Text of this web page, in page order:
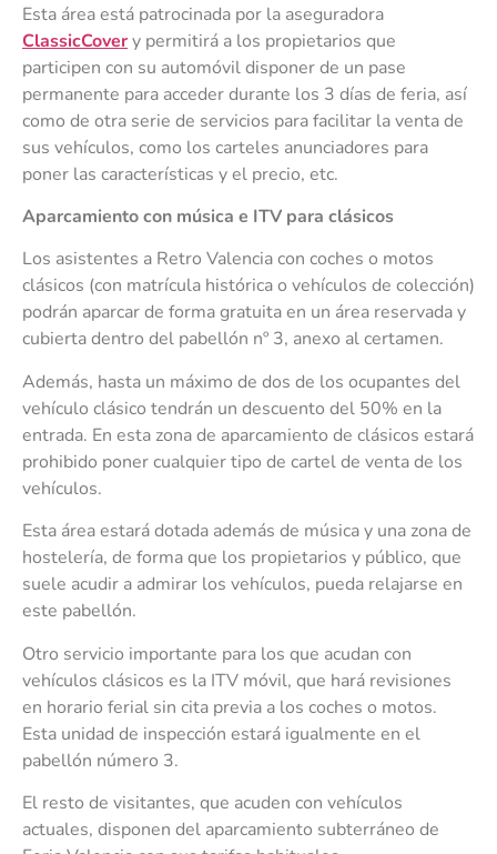
Esta área está patrocinada por la aseguradora
ClassicCovery permitirá a los propietarios que
participen con su automóvil disponer de un pase
permanente para acceder durante los 3 días de feria, así
como de otra serie de servicios para facilitar la venta de
sus vehículos, como los carteles anunciadores para
poner las características y el precio, etc.
Aparcamiento con música e ITV para clásicos
Los asistentes a Retro Valencia con coches o motos
clásicos (con matrícula histórica o vehículos de colección)
podrán aparcar de forma gratuita en un área reservada y
cubierta dentro del pabellón nº 3, anexo al certamen.
Además, hasta un máximo de dos de los ocupantes del
vehículo clásico tendrán un descuento del 50% en la
entrada. En esta zona de aparcamiento de clásicos estará
prohibido poner cualquier tipo de cartel de venta de los
vehículos.
Esta área estará dotada además de música y una zona de
hostelería, de forma que los propietarios y público, que
suele acudir a admirar los vehículos, pueda relajarse en
este pabellón.
Otro servicio importante para los que acudan con
vehículos clásicos es la ITV móvil, que hará revisiones
en horario ferial sin cita previa a los coches o motos.
Esta unidad de inspección estará igualmente en el
pabellón número 3.
El resto de visitantes, que acuden con vehículos
actuales, disponen del aparcamiento subterráneo de